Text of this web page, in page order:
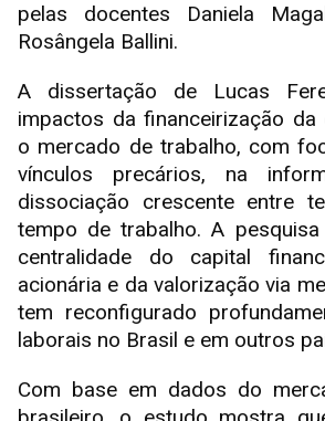
pelas docentes Daniela
Rosângela Ballini.
A dissertação de Lucas
impactos da financeirização da
o mercado de trabalho, com
vínculos precários, na
dissociação crescente entre
tempo de trabalho. A
centralidade do capital
acionária e da valorização via
tem reconfigurado
laborais no Brasil e em outros
Com base em dados do